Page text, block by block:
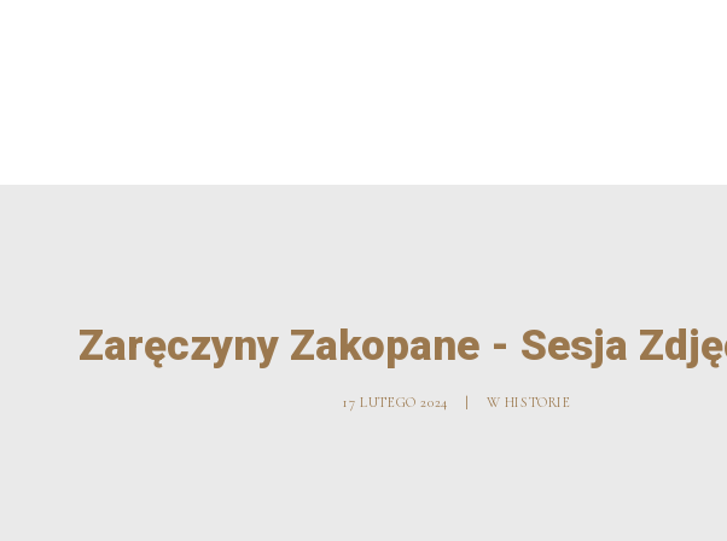
Zaręczyny Zakopane - Sesja
17 LUTEGO 2024 W HISTORIE